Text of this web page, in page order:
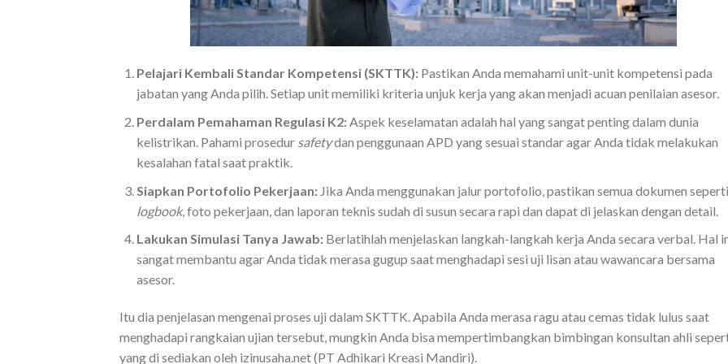
Pelajari Kembali Standar Kompetensi (SKTTK):Pastikan Anda memahami unit-unit kompetensi pada
jabatan yang Anda pilih. Setiap unit memiliki kriteria unjuk kerja yang akan menjadi acuan penilaian asesor.
Perdalam Pemahaman Regulasi K2:Aspek keselamatan adalah hal yang sangat penting dalam dunia
kelistrikan. Pahami prosedur safetydan penggunaan APD yang sesuai standar agar Anda tidak melakukan
kesalahan fatal saat praktik.
Siapkan Portofolio Pekerjaan:Jika Anda menggunakan jalur portofolio, pastikan semua dokumen seperti
logbook, foto pekerjaan, dan laporan teknis sudah di susun secara rapi dan dapat di jelaskan dengan detail.
Lakukan Simulasi Tanya Jawab:Berlatihlah menjelaskan langkah-langkah kerja Anda secara verbal. Hal
sangat membantu agar Anda tidak merasa gugup saat menghadapi sesi uji lisan atau wawancara bersama
asesor.
Itu dia penjelasan mengenai proses uji dalam SKTTK. Apabila Anda merasa ragu atau cemas tidak lulus saat
menghadapi rangkaian ujian tersebut, mungkin Anda bisa mempertimbangkan bimbingan konsultan ahli
yang di sediakan oleh izinusaha.net (PT Adhikari Kreasi Mandiri).